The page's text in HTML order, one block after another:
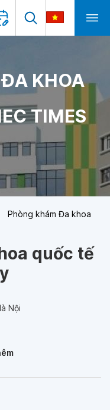
KHOA
TIMES
Phòng khám Đa khoa
quốc tế
Nội